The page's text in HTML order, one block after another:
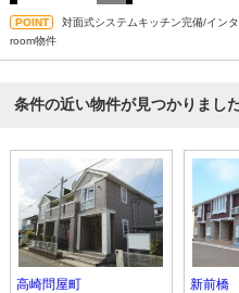
対面式システムキッチン完備/イン
room物件
条件の近い物件が見つかりまし
高崎問屋町
新前橋